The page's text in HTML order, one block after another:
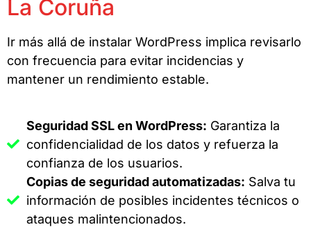
La Coruña
Ir más allá de instalar WordPress implica revisarlo
con frecuencia para evitar incidencias y
mantener un rendimiento estable.
Seguridad SSL en WordPress: Garantiza la
confidencialidad de los datos y refuerza la
confianza de los usuarios.
Copias de seguridad automatizadas: Salva tu
información de posibles incidentes técnicos o
ataques malintencionados.